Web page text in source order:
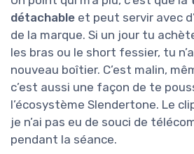
détachable et peut servir avec
de la marque. Si un jour tu
les bras ou le short fessier, tu
nouveau boîtier. C’est malin,
c’est aussi une façon de te
l’écosystème Slendertone. Le
je n’ai pas eu de souci de
pendant la séance.